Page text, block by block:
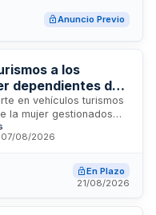
soluciones
específicas de la
y
integración de
de la plataforma.
Anuncio Previo
a los
dependientes de
del Principado
en vehículos turismos
la mujer gestionados
del Principado de
de servicios de
y técnica para las
de
07/08/2026
En Plazo
21/08/2026